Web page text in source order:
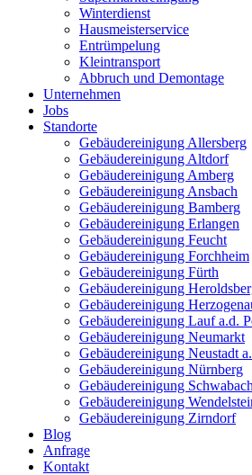
Winterdienst
Hausmeisterservice
Entrümpelung
Kleintransport
Abbruch und Demontage
Unternehmen
Jobs
Standorte
Gebäudereinigung Allersberg
Gebäudereinigung Altdorf
Gebäudereinigung Amberg
Gebäudereinigung Ansbach
Gebäudereinigung Bamberg
Gebäudereinigung Erlangen
Gebäudereinigung Feucht
Gebäudereinigung Forchheim
Gebäudereinigung Fürth
Gebäudereinigung
Gebäudereinigung
Gebäudereinigung Lauf a.d.
Gebäudereinigung Neumarkt
Gebäudereinigung Neustadt
Gebäudereinigung Nürnberg
Gebäudereinigung Schwabach
Gebäudereinigung
Gebäudereinigung Zirndorf
Blog
Anfrage
Kontakt